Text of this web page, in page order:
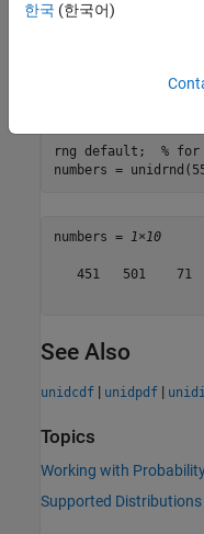
Generate Discrete
Pick a random sample
rng default ; %
numbers =
numbers = 1×10
451   501    71
See Also
unidcdf | unidpdf |
Topics
Working with
Supported Distributions
한국 (한국어)